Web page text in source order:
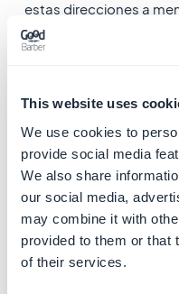
This website uses
We use cookies to
provide social media
We also share
our social media,
may combine it with
provided to them or that
of their services.
estas direcciones a
correos electrónicos
recibidos
Menú Ajustes> Pago
- Asegúratee de tener
vivo establecido
Si usas Paypal, te
sistema de pago para